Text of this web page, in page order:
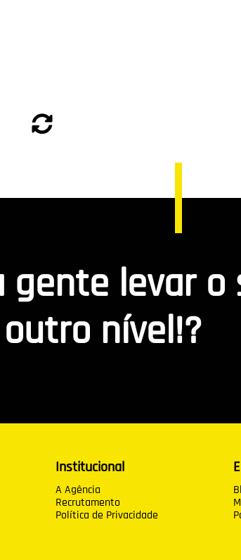
gente levar o
nível!?
Institucional
A Agência
Recrutamento
Política de Privacidade